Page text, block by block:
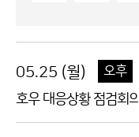
05.25 (월) 오후
호우 대응상황 점검회의